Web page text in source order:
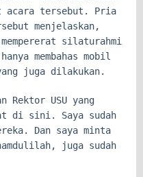
acara tersebut. Pria
menjelaskan,
silaturahmi
membahas mobil
juga dilakukan.
Rektor USU yang
di sini. Saya sudah
Dan saya minta
juga sudah